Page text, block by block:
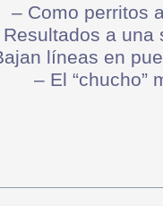
– Como perritos
a una
líneas en
– El “chucho”